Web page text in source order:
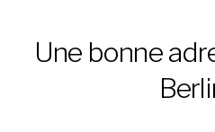
Une bonne